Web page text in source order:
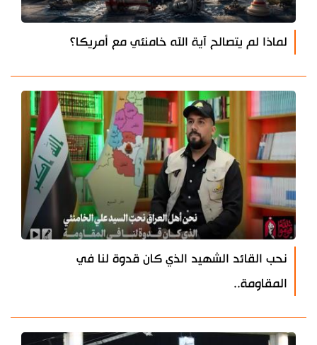
لماذا لم يتصالح آية الله خامنئي مع أمريكا؟
نحب القائد الشهيد الذي كان قدوة لنا في
المقاومة..